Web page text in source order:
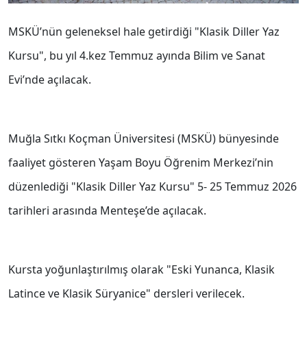
MSKÜ’nün geleneksel hale getirdiği "Klasik Diller Yaz
Kursu", bu yıl 4.kez Temmuz ayında Bilim ve Sanat
Evi’nde açılacak.
Muğla Sıtkı Koçman Üniversitesi (MSKÜ) bünyesinde
faaliyet gösteren Yaşam Boyu Öğrenim Merkezi’nin
düzenlediği "Klasik Diller Yaz Kursu" 5- 25 Temmuz 2026
tarihleri arasında Menteşe’de açılacak.
Kursta yoğunlaştırılmış olarak "Eski Yunanca, Klasik
Latince ve Klasik Süryanice" dersleri verilecek.